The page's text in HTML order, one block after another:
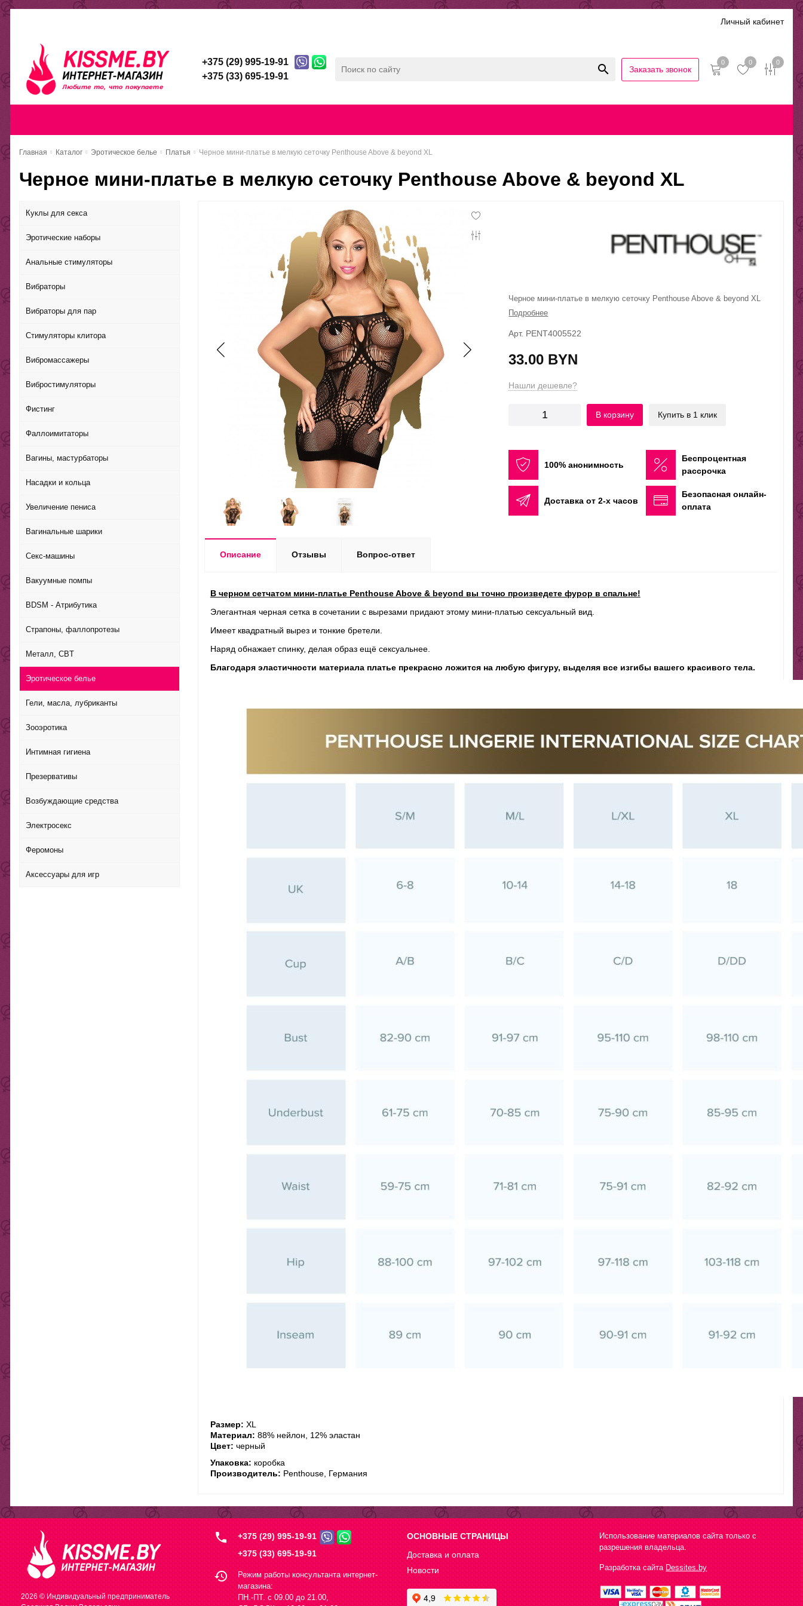
Личный кабинет
+375 (29) 995-19-91
+375 (33) 695-19-91
Заказать звонок
0 0 0
Главная Каталог Эротическое белье Платья Черное мини-платье в мелкую сеточку Penthouse Above & beyond XL
Черное мини-платье в мелкую сеточку Penthouse Above & beyond XL
Куклы для секса
Эротические наборы
Анальные стимуляторы
Вибраторы
Вибраторы для пар
Стимуляторы клитора
Вибромассажеры
Вибростимуляторы
Фистинг
Фаллоимитаторы
Вагины, мастурбаторы
Насадки и кольца
Увеличение пениса
Вагинальные шарики
Секс-машины
Вакуумные помпы
BDSM - Атрибутика
Страпоны, фаллопротезы
Металл, CBT
Эротическое белье
Гели, масла, лубриканты
Зооэротика
Интимная гигиена
Презервативы
Возбуждающие средства
Электросекс
Феромоны
Аксессуары для игр
Черное мини-платье в мелкую сеточку Penthouse Above & beyond XL
Подробнее
Арт. PENT4005522
33.00 BYN
Нашли дешевле?
В корзину Купить в 1 клик
100% анонимность
Беспроцентная
рассрочка
Доставка от 2-х часов
Безопасная онлайн-
оплата
Описание Отзывы Вопрос-ответ
В черном сетчатом мини-платье Penthouse Above & beyond вы точно произведете фурор в спальне!
Элегантная черная сетка в сочетании с вырезами придают этому мини-платью сексуальный вид.
Имеет квадратный вырез и тонкие бретели.
Наряд обнажает спинку, делая образ ещё сексуальнее.
Благодаря эластичности материала платье прекрасно ложится на любую фигуру, выделяя все изгибы вашего красивого тела.
Размер: XL
Материал: 88% нейлон, 12% эластан
Цвет: черный
Упаковка: коробка
Производитель: Penthouse, Германия
2026 © Индивидуальный предприниматель
local_phone
+375 (29) 995-19-91
+375 (33) 695-19-91
history
Режим работы консультанта интернет-
магазина:
ПН.-ПТ. с 09.00 до 21.00,
ОСНОВНЫЕ СТРАНИЦЫ
Доставка и оплата
Новости
Использование материалов сайта только с
разрешения владельца.
Разработка сайтаDessites.by